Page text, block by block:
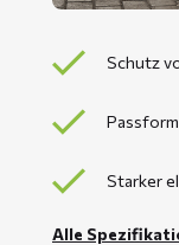
Schutz
Starker
Alle